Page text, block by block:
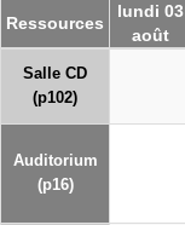
Ressources
lundi 03
août
Salle CD
(p102)
Auditorium
(p16)